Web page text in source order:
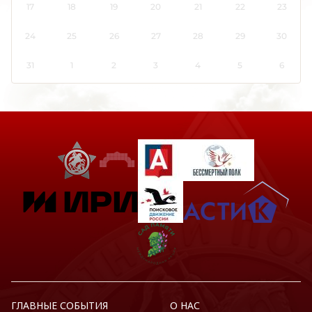
Краснодарский край
Курская область
Липецкая область
Луганская Народная Республика
Магаданская область
Марий Эл
17 18 19 20 21 22 23
24 25 26 27 28 29 30
31 1 2 3 4 5 6
ГЛАВНЫЕ СОБЫТИЯ О НАС